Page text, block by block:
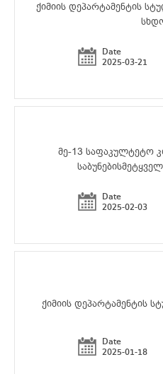
ქიმიის დეპარტამენტის
Date
2025-03-21
მე-13 საფაკულტეტო
Date
2025-02-03
ქიმიის დეპარტამენტის
Date
2025-01-18